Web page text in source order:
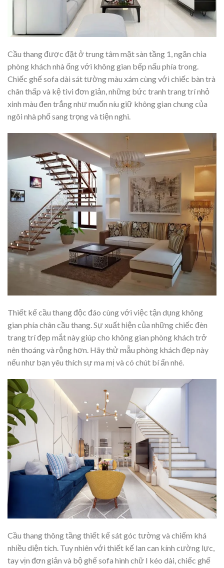
Cầu thang được đặt ở trung tâm mặt sàn tầng 1, ngăn chia
phòng khách nhà ống với không gian bếp nấu phía trong.
Chiếc ghế sofa dài sát tường màu xám cùng với chiếc bàn trà
chân thấp và kệ tivi đơn giản, những bức tranh trang trí nhỏ
xinh màu đen trắng như muốn níu giữ không gian chung của
ngôi nhà phố sang trọng và tiện nghi.
Thiết kế cầu thang độc đáo cùng với việc tận dụng không
gian phía chân cầu thang. Sự xuất hiện của những chiếc đèn
trang trí đẹp mắt này giúp cho không gian phòng khách trở
nên thoáng và rộng hơn. Hãy thử mẫu phòng khách đẹp này
nếu như bạn yêu thích sự ma mị và có chút bí ẩn nhé.
Cầu thang thông tầng thiết kế sát góc tường và chiếm khá
nhiều diện tích. Tuy nhiên với thiết kế lan can kính cường lực,
tay vịn đơn giản và bộ ghế sofa hình chữ I kéo dài, chiếc ghế